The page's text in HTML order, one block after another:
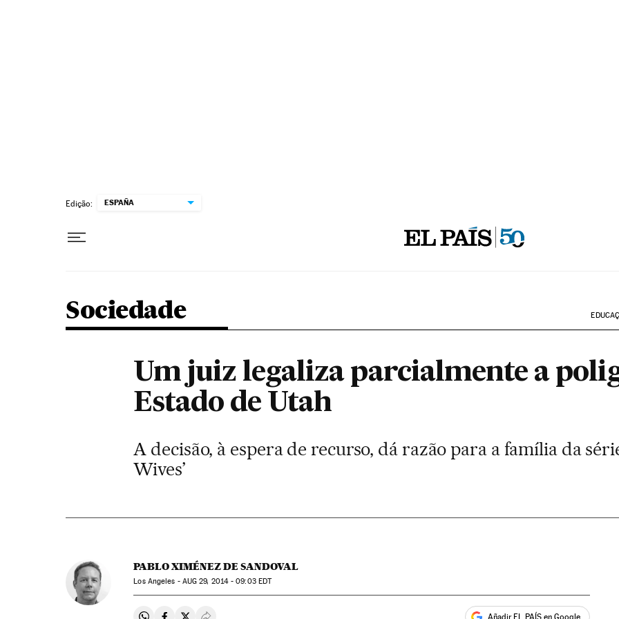
Edição: ESPAÑA
Sociedade
Um juiz legaliza parcialmente a
Estado de Utah
A decisão, à espera de recurso, dá razão para a família da
Wives’
PABLO XIMÉNEZ DE SANDOVAL
Los Angeles - AUG 29, 2014 - 09:03EDT
Añadir EL PAÍS en Google